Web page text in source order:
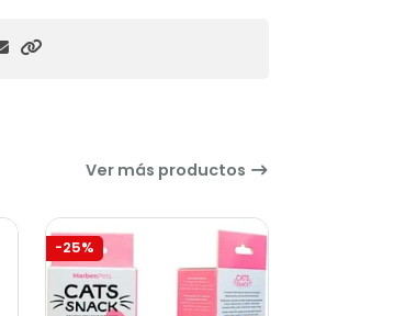
Ver más productos
-25%